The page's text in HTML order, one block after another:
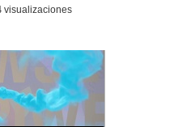
visualizaciones